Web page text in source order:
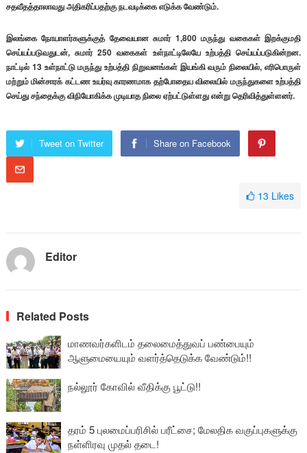
சதவீதத்தாலாவது அதிகரிப்பதற்கு நடவடிக்கை எடுக்க வேண்டும்.
இலங்கை நோயாளர்களுக்குத் தேவையான சுமார் 1,800 மருந்து வகைகள் இறக்குமதி
செய்யப்படுவதுடன், சுமார் 250 வகைகள் உள்நாட்டிலேயே உற்பத்தி செய்யப்படுகின்றன.
நாட்டில் 13 உள்நாட்டு மருந்து உற்பத்தி நிறுவனங்கள் இயங்கி வரும் நிலையில், எரிபொருள்
மற்றும் மின்சாரக் கட்டண உயர்வு காரணமாக தற்போதைய விலையில் மருந்துகளை உற்பத்தி
செய்து சந்தைக்கு விநியோகிக்க முடியாத நிலை ஏற்பட்டுள்ளது என்று தெரிவித்துள்ளனர்.
Tweet on Twitter Share on Facebook
13 Likes
Editor
Related Posts
மாணவர்களிடம் தலைமைத்துவப் பண்பையும்
ஆளுமையையும் வளர்த்தெடுக்க வேண்டும்!!
நல்லூர் கோவில் வீதிக்கு பூட்டு!!
தரம் 5 புலமைப்பரிசில் பரீட்சை; மேலதிக வகுப்புகளுக்கு
நள்ளிரவு முதல் தடை!